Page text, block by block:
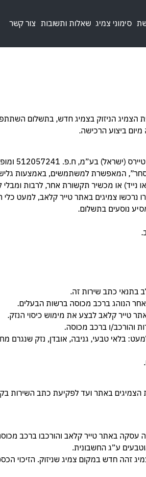
סימוני צמיג שאלות ותשובות צור קשר
הצמיג הניזוק בצמיג חדש, בתשלום
ביצוע הרכישה.
כ”זירת מסחר”, המאפשרת למשתמשים,
או מכשיר תקשורת אחר, לרבות ומבלי